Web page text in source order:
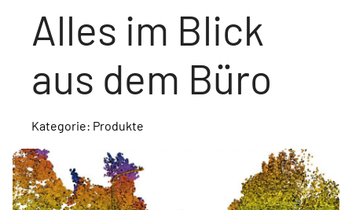
Alles im Blick
aus dem Büro
Kategorie: Produkte